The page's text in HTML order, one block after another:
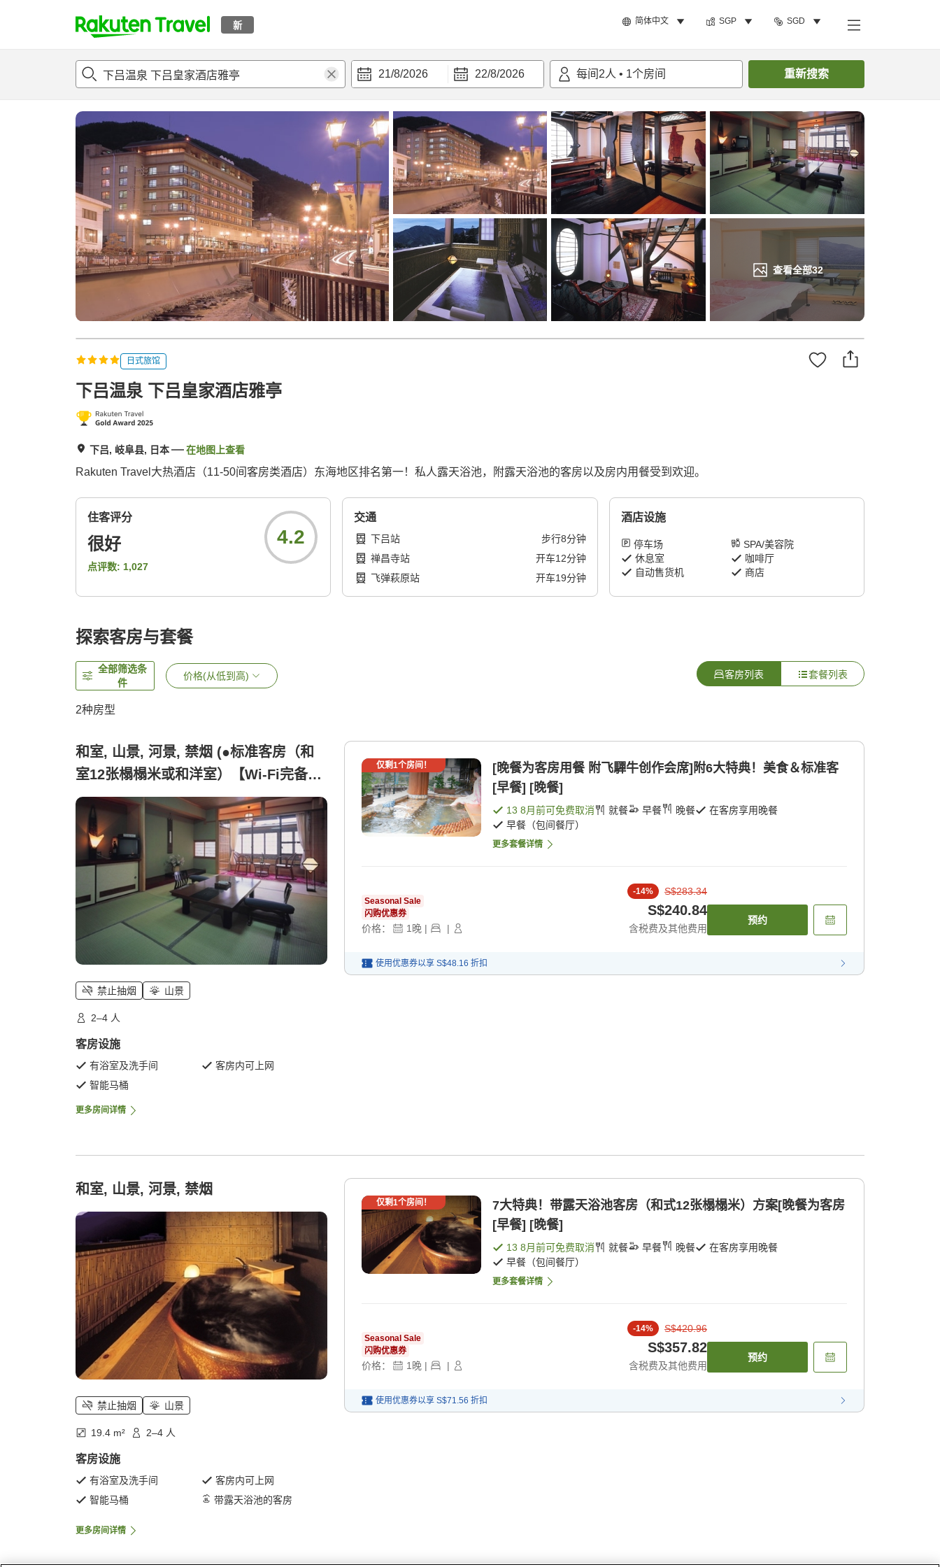
新 简体中文 SGP SGD
t
p
a
g
e
a
c
h
21/8/2026 22/8/2026 每间 2人 • 1个房间 重新搜索
查看全部32
概况 客房及住宿套餐评论设施 搜索客房
日式旅馆
下吕温泉 下吕皇家酒店雅亭
下吕, 岐阜县, 日本 在地图上查看
Rakuten Travel大热酒店（11-50间客房类酒店）东海地区排名第一！私人露天浴池，附露天浴池的客房以及房内用餐受到欢迎。
住客评分
很好
点评数: 1,027
4.2
交通
下吕站 步行8分钟
禅昌寺站
开车12分钟
飞弹萩原站
开车19分钟
酒店设施
停车场
SPA/美容院
休息室
咖啡厅
自动售货机
商店
探索客房与套餐
全部筛选条
件
价格(从低到高) 客房列表 套餐列表
2种房型
和室, 山景, 河景, 禁烟 (●标准客房（和
室12张榻榻米或和洋室）【Wi-Fi完备】
【禁烟】)
禁止抽烟 山景
2–4 人
客房设施
有浴室及洗手间
客房内可上网
智能马桶
更多房间详情
仅剩1个房间！
[晚餐为客房用餐 附飞驒牛创作会席]附6大特典！美食＆标准客
[早餐] [晚餐]
13 8月前可免费取消 就餐 早餐 晚餐
在客房享用晚餐
早餐（包间餐厅）
更多套餐详情
Seasonal Sale
闪购优惠券
价格： 1晚 | |
-14% S$283.34
S$240.84
含税费及其他费用
预约
使用优惠券以享 S$48.16 折扣
和室, 山景, 河景, 禁烟
禁止抽烟 山景
19.4 m² 2–4 人
客房设施
有浴室及洗手间
客房内可上网
智能马桶
带露天浴池的客房
更多房间详情
仅剩1个房间！
7大特典！带露天浴池客房（和式12张榻榻米）方案[晚餐为客房
[早餐] [晚餐]
13 8月前可免费取消 就餐 早餐 晚餐
在客房享用晚餐
早餐（包间餐厅）
更多套餐详情
Seasonal Sale
闪购优惠券
价格： 1 晚 | |
-14% S$420.96
S$357.82
含税费及其他费用
预约
使用优惠券以享 S$71.56 折扣